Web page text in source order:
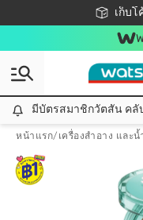
เก็บ
ชอปออนไ
สม
มีบัตรสมาชิกวัตสัน คลั
หน้าแรก/ เครื่องสำอาง และ